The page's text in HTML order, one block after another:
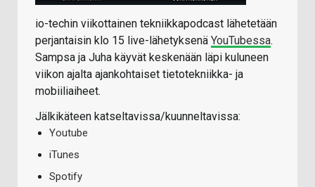
io-techin viikottainen tekniikkapodcast lähetetään
perjantaisin klo 15 live-lähetyksenä YouTubessa.
Sampsa ja Juha käyvät keskenään läpi kuluneen
viikon ajalta ajankohtaiset tietotekniikka- ja
mobiiliaiheet.
Jälkikäteen katseltavissa/kuunneltavissa:
Youtube
iTunes
Spotify